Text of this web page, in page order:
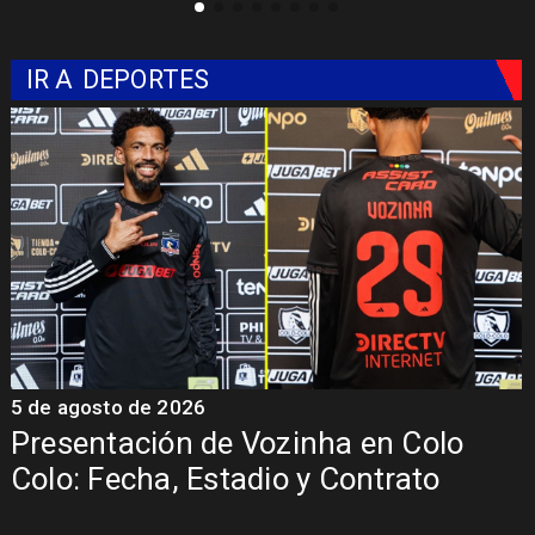
IR A DEPORTES
La Roja enfrentará a los anfitriones
del Mundial 2026
5 de agosto de 2026